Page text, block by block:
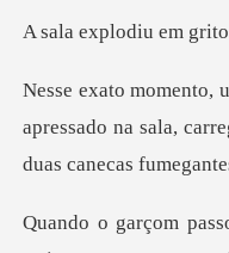
odiu em gri
apressado na sala,